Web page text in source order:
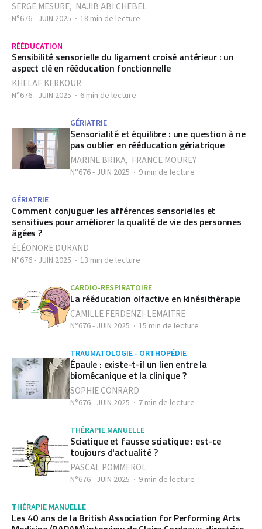
SERGE MESURE, NAJIB ABI CHEBEL
N°676 - JUIN 2025 18 min de lecture
RÉÉDUCATION
Sensibilité sensorielle du ligament croisé antérieur : un
aspect clé en rééducation fonctionnelle
KHELAF KERKOUR
N°676 - JUIN 2025 6 min de lecture
GÉRIATRIE
Sensorialité et équilibre : une question à ne
pas oublier en rééducation gériatrique
MARINE BRIKA, FRANCE MOUREY
N°676 - JUIN 2025 9 min de lecture
GÉRIATRIE
Comment conjuguer les afférences sensorielles et
sensitives pour améliorer la qualité de vie des personnes
âgées ?
ÉLÉONORE DURAND
N°676 - JUIN 2025 13 min de lecture
CARDIO-RESPIRATOIRE
La rééducation olfactive en kinésithérapie
CAMILLE FERDENZI-LEMAITRE
N°676 - JUIN 2025 15 min de lecture
TRAUMATOLOGIE - ORTHOPÉDIE
Épaule : existe-t-il un lien entre la
biomécanique et la clinique ?
SOPHIE CONRARD
N°676 - JUIN 2025 7 min de lecture
THÉRAPIE MANUELLE
Sciatique et fausse sciatique : est-ce
toujours d'actualité ?
PASCAL POMMEROL
N°676 - JUIN 2025 9 min de lecture
THÉRAPIE MANUELLE
Les 40 ans de la British Association for Performing Arts